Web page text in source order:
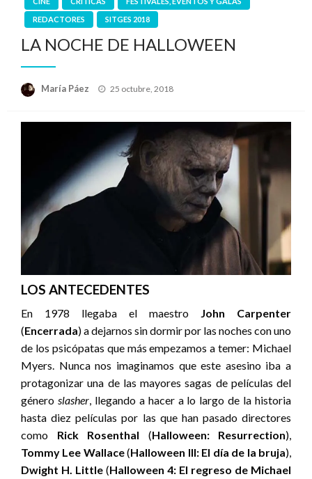
REDACTORES
SITGES 2018
LA NOCHE DE HALLOWEEN
María Páez
Publicado
25 octubre, 2018
LOS ANTECEDENTES
En 1978 llegaba el maestro John Carpenter
(Encerrada) a dejarnos sin dormir por las noches con uno
de los psicópatas que más empezamos a temer: Michael
Myers. Nunca nos imaginamos que este asesino iba a
protagonizar una de las mayores sagas de películas del
género slasher, llegando a hacer a lo largo de la historia
hasta diez películas por las que han pasado directores
como Rick Rosenthal (Halloween: Resurrection),
Tommy Lee Wallace(Halloween III: El día de la bruja),
Dwight H. Little (Halloween 4: El regreso de Michael